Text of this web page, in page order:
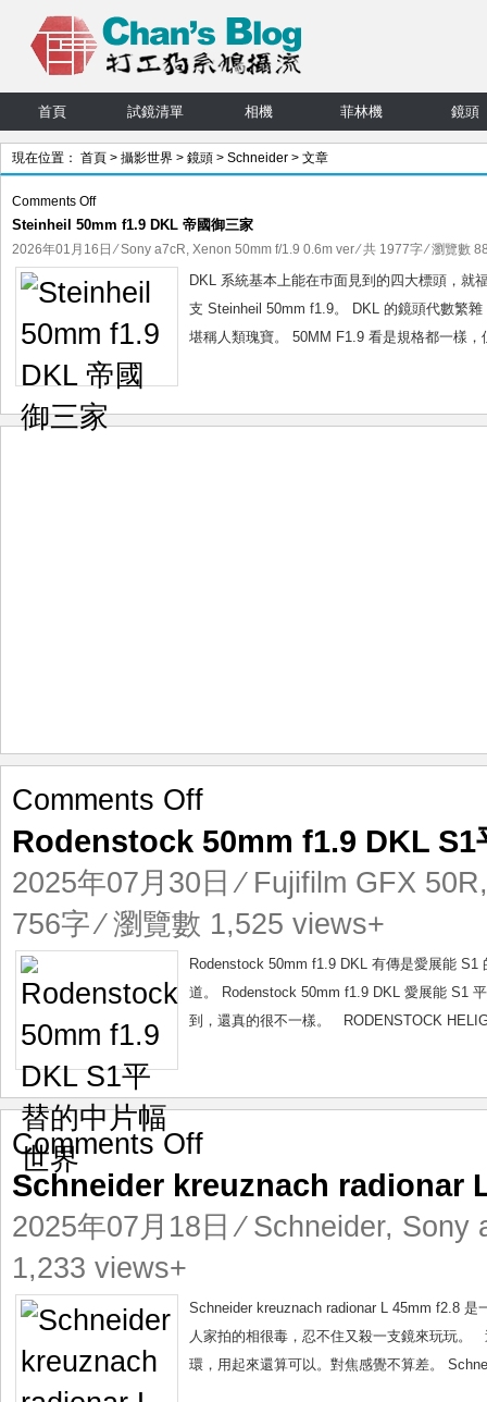
首頁 試鏡清單 相機 菲林機 鏡頭
現在位置： 首頁 > 攝影世界 > 鏡頭 > Schneider > 文章
Comments Offon
Steinheil
50mm
f1.9
DKL
國
御
三
家
Steinheil 50mm f1.9 DKL 帝國御三家
2026年01月16日 ⁄Sony a7cR, Xenon 50mm f/1.9 0.6m ver⁄ 共 1977字 ⁄ 瀏覽數
DKL 系統基本上能在巿面見到的四大標頭，就
支 Steinheil 50mm f1.9。 DKL 的鏡頭代數繁
堪稱人類瑰寶。 50MM F1.9 看是規格都一樣
Comments Offon
50mm
DKL
S1
平
替
片
界
Rodenstock 50mm f1.9 DKL S1
2025年07月30日 ⁄ Fujifilm GFX 50R
756字 ⁄ 瀏覽數 1,525 views+
Rodenstock 50mm f1.9 DKL 有傳是愛展能
道。 Rodenstock 50mm f1.9 DKL 愛展能 S1
到，還真的很不一樣。 RODENSTOCK
Comments Offon
kreuznach
L
殺
機
鏡
Schneider kreuznach radionar
2025年07月18日 ⁄ Schneider, Sony
1,233 views+
Schneider kreuznach radionar L 45mm f2.8
人家拍的相很毒，忍不住又殺一支鏡來玩玩
環，用起來還算可以。對焦感覺不算差。